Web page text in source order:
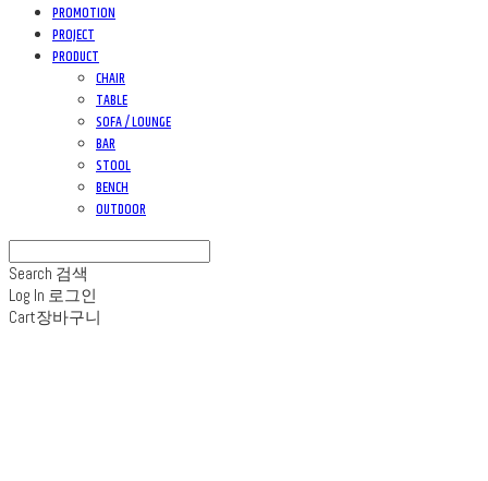
PROMOTION
PROJECT
PRODUCT
CHAIR
TABLE
SOFA / LOUNGE
BAR
STOOL
BENCH
OUTDOOR
Search 검색
Log In 로그인
Cart장바구니